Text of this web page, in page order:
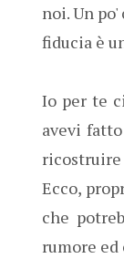
noi. Un
fiducia è
Io per te
avevi
ricostruire
Ecco,
che
rumore